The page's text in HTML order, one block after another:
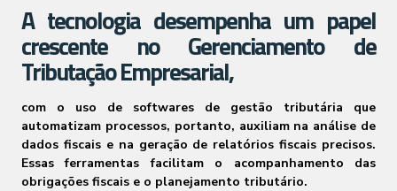
A tecnologia desempenha um papel
crescente no Gerenciamento de
Tributação Empresarial,
com o uso de softwares de gestão tributária que
automatizam processos, portanto, auxiliam na análise de
dados fiscais e na geração de relatórios fiscais precisos.
Essas ferramentas facilitam o acompanhamento das
obrigações fiscais e o planejamento tributário.